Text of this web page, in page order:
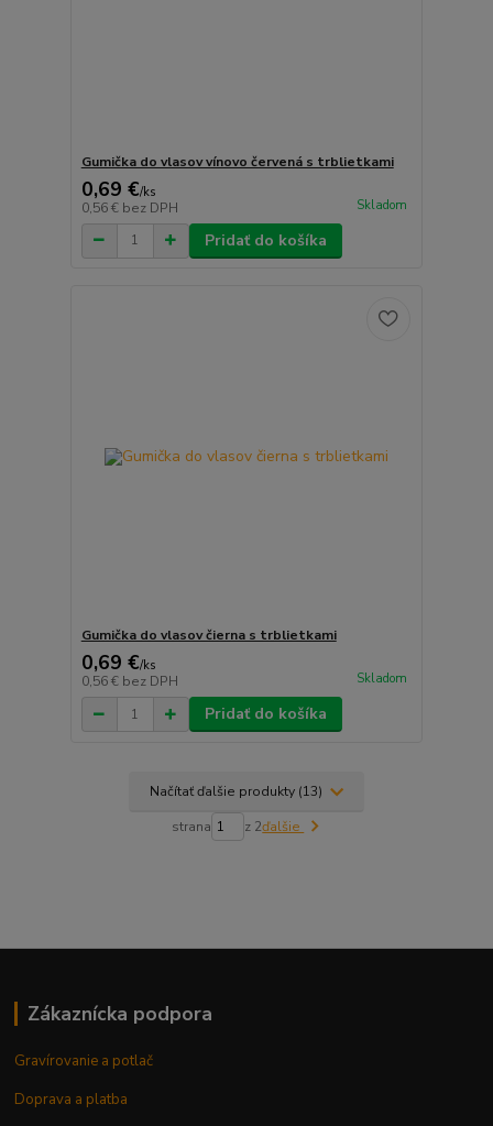
Gumička do vlasov vínovo červená s trblietkami
0,69 €/ks
0,56 € bez DPH Skladom
Pridať do košíka
Gumička do vlasov čierna s trblietkami
0,69 €/ks
0,56 € bez DPH Skladom
Pridať do košíka
Načítať ďalšie produkty (13)
strana z 2ďalšie
Zákaznícka podpora
Gravírovanie a potlač
Doprava a platba